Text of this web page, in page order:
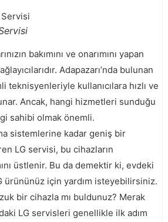
bakımını ve onarımını yapan
Adapazarı’nda bulunan
teknisyenleriyle kullanıcılara hızlı ve
Ancak, hangi hizmetleri sunduğu
sahibi olmak önemli.
sistemlerine kadar geniş bir
LG servisi, bu cihazların
üstlenir. Bu da demektir ki, evdeki
ürününüz için yardım isteyebilirsiniz.
bir cihazla mı buldunuz? Merak
LG servisleri genellikle ilk adım